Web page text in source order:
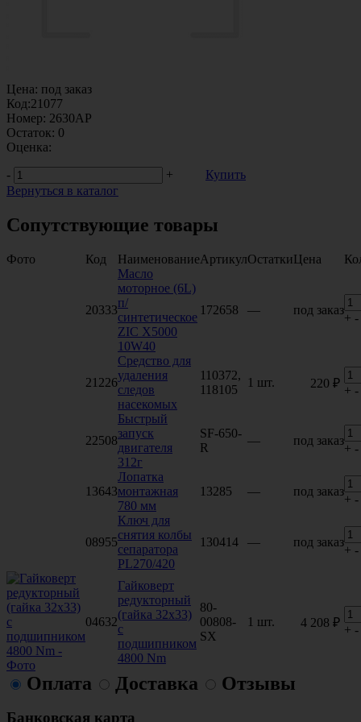
Цена: под заказ
Код:21077
Номер: 2630AP
Остаток: 0
Оценка:
-
+
Купить
Вернуться в каталог
Сопутствующие товары
Фото Код НаименованиеАртикулОстаткиЦена
20333
Масло
моторное (6L)
п/
синтетическое
ZIC X5000
10W40
172658 — под заказ
+ -
21226
Средство для
удаления
следов
насекомых
110372,
118105
1 шт. 220 ₽
+ -
22508
Быстрый
запуск
двигателя
312г
SF-650-
R
— под заказ
+ -
13643
Лопатка
монтажная
780 мм
13285 — под заказ
+ -
08955
Ключ для
снятия колбы
сепаратора
PL270/420
130414 — под заказ
+ -
04632
Гайковерт
редукторный
(гайка 32х33)
с
подшипником
4800 Nm
80-
00808-
SX
1 шт. 4 208 ₽
+ -
Оплата Доставка Отзывы
Банковская карта